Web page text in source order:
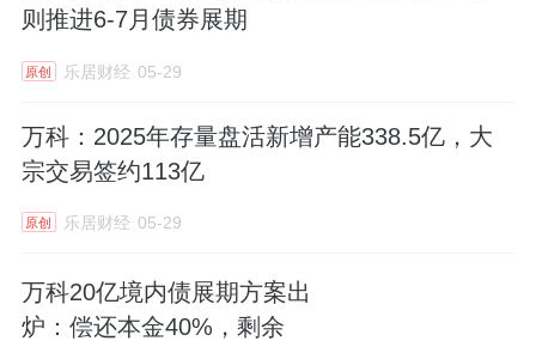
转由滨江集团承担。
阳光城当时表示，这笔交易既可以维持项目的
可持续性开发建设，有利于保证项目交付，又
可以削减公司债务，符合公司当下经营现状。
除此之外，阳光城还处理了佛山陈村、浙江永
顿酒店等20余项优质资产以偿还各项债务。
则推进6-7月债券展期
原创 乐居财经 05-29
万科：2025年存量盘活新增产能338.5亿，大
宗交易签约113亿
原创 乐居财经 05-29
万科20亿境内债展期方案出
炉：偿还本金40%，剩余